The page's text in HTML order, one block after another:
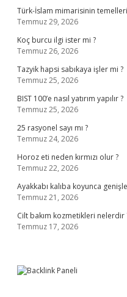
Türk-İslam mimarisinin temelleri
Temmuz 29, 2026
Koç burcu ilgi ister mi ?
Temmuz 26, 2026
Tazyik hapsi sabıkaya işler mi ?
Temmuz 25, 2026
BIST 100’e nasıl yatırım yapılır ?
Temmuz 25, 2026
25 rasyonel sayı mı ?
Temmuz 24, 2026
Horoz eti neden kırmızı olur ?
Temmuz 22, 2026
Ayakkabı kalıba koyunca
Temmuz 21, 2026
Cilt bakım kozmetikleri nelerdir
Temmuz 17, 2026